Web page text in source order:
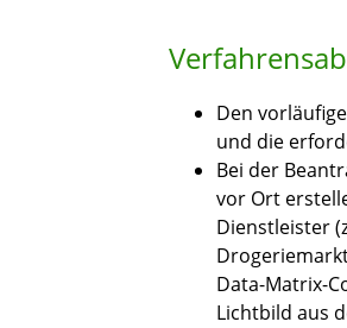
Den
und die
Bei der
vor Ort
Dienstleister
Data-Matrix-
Lichtbild aus